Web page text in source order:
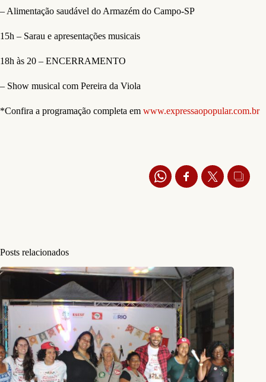
– Alimentação saudável do Armazém do Campo-SP
15h – Sarau e apresentações musicais
18h às 20 – ENCERRAMENTO
– Show musical com Pereira da Viola
*Confira a programação completa em www.expressaopopular.com.br
Posts relacionados